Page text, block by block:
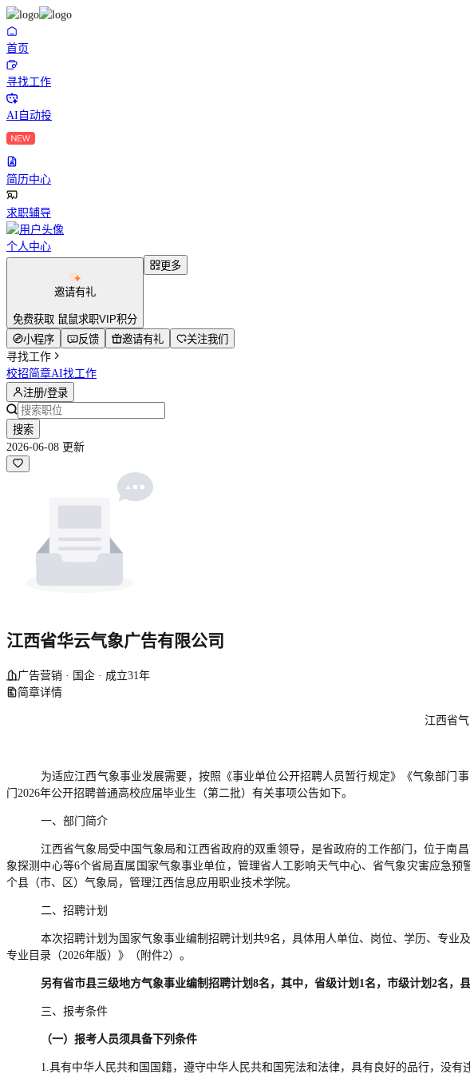
首页
寻找工作
AI自动投
简历中心
求职辅导
个人中心
邀请有礼
免费获取 鼠鼠求职VIP积分
更多
小程序 反馈 邀请有礼
关注我们
寻找工作
校招简章AI找工作
注册/登录
搜索
2026-06-08 更新
江西省华云气象广告有限公司
广告营销 · 国企 · 成立31年
简章详情
江西省
为适应江西气象事业发展需要，按照《事业单位公开招聘人员暂行规定》《气象部门
门2026年公开招聘普通高校应届毕业生（第二批）有关事项公告如下。
一、部门简介
江西省气象局受中国气象局和江西省政府的双重领导，是省政府的工作部门，位于南
象探测中心等6个省局直属国家气象事业单位，管理省人工影响天气中心、省气象灾害应急
个县（市、区）气象局，管理江西信息应用职业技术学院。
二、招聘计划
本次招聘计划为国家气象事业编制招聘计划共9名，具体用人单位、岗位、学历、专
专业目录（2026年版）》（附件2）。
另有省市县三级地方气象事业编制招聘计划8名，其中，省级计划1名，市级计划2名，
三、报考条件
（一）报考人员须具备下列条件
1.具有中华人民共和国国籍，遵守中华人民共和国宪法和法律，具有良好的品行，没有